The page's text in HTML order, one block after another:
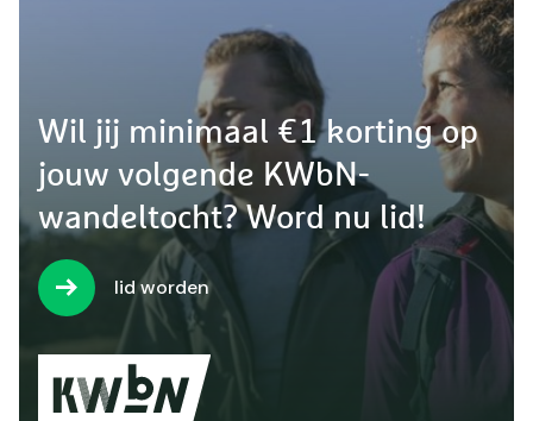
Wil jij minimaal €1 korting op
jouw volgende KWbN-
wandeltocht? Word nu lid!
lid worden